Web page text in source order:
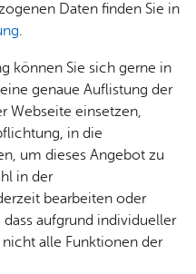
Bauen
& Um­
welt
Geo­
da­ten
& 3D-
Stadt­
Ge­
sund­
heit &
kum
Ärzte &
Apo­
Grund­be­sitz
(z.B. ein Einfamilienhaus
sich daran Änderungen
eine sogenannte
(Anzeige) abgeben. Und
hierzu gesondert
Daten finden Sie in
.
können Sie sich gerne in
genaue Auflistung der
Webseite einsetzen,
in die
um dieses Angebot zu
in der
bearbeiten oder
aufgrund individueller
alle Funktionen der